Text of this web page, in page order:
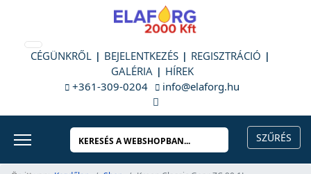
CÉGÜNKRŐL BEJELENTKEZÉS
REGISZTRÁCIÓ
GALÉRIA
HÍREK
+361-309-0204
info@elaforg.hu